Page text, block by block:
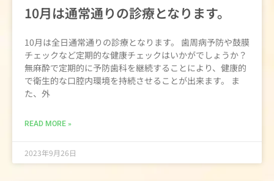
10月は通常通りの診療となります。
10月は全日通常通りの診療となります。 歯周病予防や鼓膜
チェックなど定期的な健康チェックはいかがでしょうか？
無麻酔で定期的に予防歯科を継続することにより、健康的
で衛生的な口腔内環境を持続させることが出来ます。 ま
た、外
READ MORE »
2023年9月26日